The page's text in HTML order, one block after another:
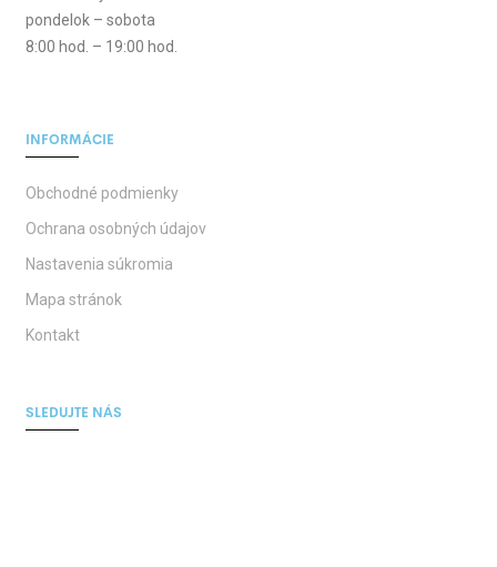
pondelok – sobota
8:00 hod. – 19:00 hod.
INFORMÁCIE
Obchodné podmienky
Ochrana osobných údajov
Nastavenia súkromia
Mapa stránok
Kontakt
SLEDUJTE NÁS